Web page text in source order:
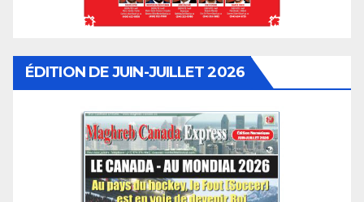
ÉDITION DE JUIN-JUILLET 2026